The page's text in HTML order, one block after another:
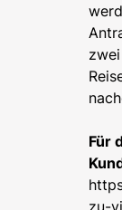
Für
zu-